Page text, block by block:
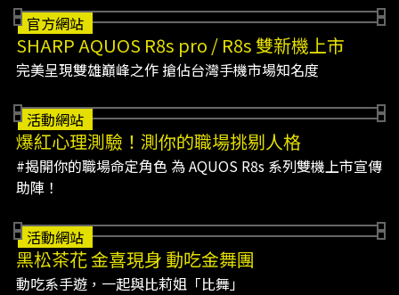
官方網站
SHARP AQUOS R8s pro / R8s 雙新機上市
完美呈現雙雄巔峰之作 搶佔台灣手機市場知名度
活動網站
爆紅心理測驗！測你的職場挑剔人格
#揭開你的職場命定角色 為 AQUOS R8s 系列雙機上市宣傳
助陣！
活動網站
黑松茶花 金喜現身 動吃金舞團
動吃系手遊，一起與比莉姐「比舞」